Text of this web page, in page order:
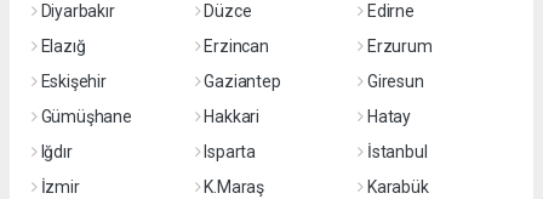
Diyarbakır
Düzce
Edirne
Elazığ
Erzincan
Erzurum
Eskişehir
Gaziantep
Giresun
Gümüşhane
Hakkari
Hatay
Iğdır
Isparta
İstanbul
İzmir
K.Maraş
Karabük